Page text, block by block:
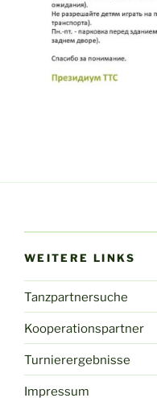
WEITERE LINKS
Tanzpartnersuche
Kooperationspartner
Turnierergebnisse
Impressum